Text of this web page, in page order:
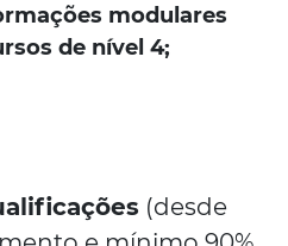
modulares
de nível 4;
(desde